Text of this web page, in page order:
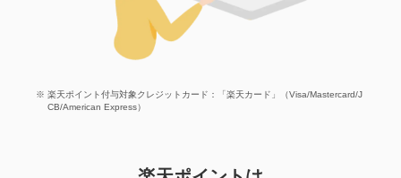
楽天ポイント付与対象クレジットカード：「楽天カード」（Visa/Mastercard/J
CB/American Express）